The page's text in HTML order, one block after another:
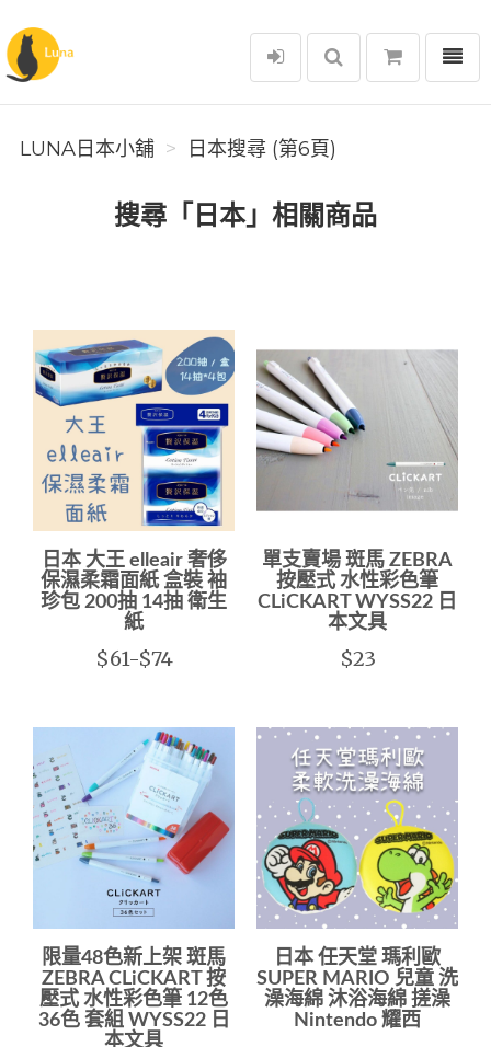
Luna日本小舖
選單
LUNA日本小舖 日本搜尋 (第6頁)
搜尋「日本」相關商品
日本 大王 elleair 奢侈
保濕柔霜面紙 盒裝 袖
珍包 200抽 14抽 衛生
紙
$61-$74
單支賣場 斑馬 ZEBRA
按壓式 水性彩色筆
CLiCKART WYSS22 日
本文具
$23
限量48色新上架 斑馬
ZEBRA CLiCKART 按
壓式 水性彩色筆 12色
36色 套組 WYSS22 日
本文具
日本 任天堂 瑪利歐
SUPER MARIO 兒童 洗
澡海綿 沐浴海綿 搓澡
Nintendo 耀西